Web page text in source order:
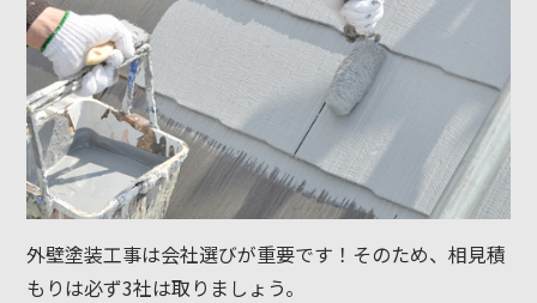
外壁塗装工事は会社選びが重要です！そのため、相見積
もりは必ず3社は取りましょう。